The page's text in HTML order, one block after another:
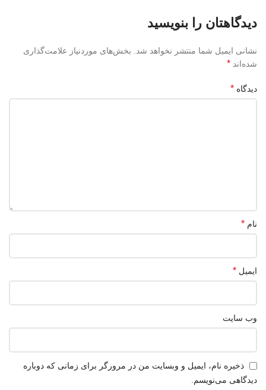
دیدگاهتان را بنویسید
نشانی ایمیل شما منتشر نخواهد شد.
بخش‌های موردنیاز علامت‌گذاری
شده‌اند *
دیدگاه *
نام *
ایمیل *
وب‌ سایت
ذخیره نام، ایمیل و وبسایت من در مرورگر برای زمانی که دوباره
دیدگاهی می‌نویسم.